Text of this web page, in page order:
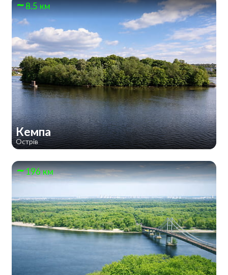
8.5 км
Кемпа
Острів
196 км